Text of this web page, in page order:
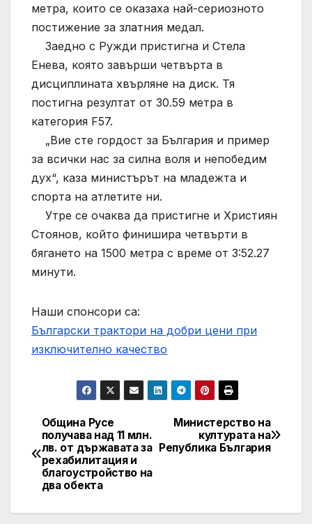
метра, които се оказаха най-сериозното
постижение за златния медал.
Заедно с Ружди пристигна и Стела
Енева, която завърши четвърта в
дисциплината хвърляне на диск. Тя
постигна резултат от 30.59 метра в
категория F57.
„Вие сте гордост за България и пример
за всички нас за силна воля и непобедим
дух“, каза министърът на младежта и
спорта на атлетите ни.
Утре се очаква да пристигне и Християн
Стоянов, който финишира четвърти в
бягането на 1500 метра с време от 3:52.27
минути.
Наши спонсори са:
Български трактори на добри цени при
изключително качество
Post
navigation
Министерство на
културата на
Република България
Община Русе
получава над 11 млн.
лв. от държавата за
рехабилитация и
благоустройство на
два обекта